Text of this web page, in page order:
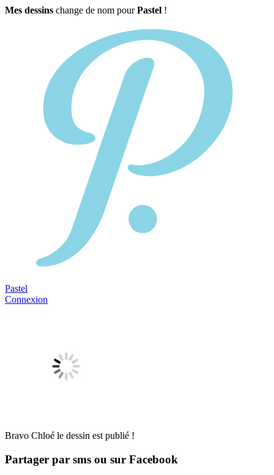
Mes dessins change de nom pourPastel !
Pastel
Connexion
Bravo Chloé le dessin est publié !
Partager par sms ou sur Facebook